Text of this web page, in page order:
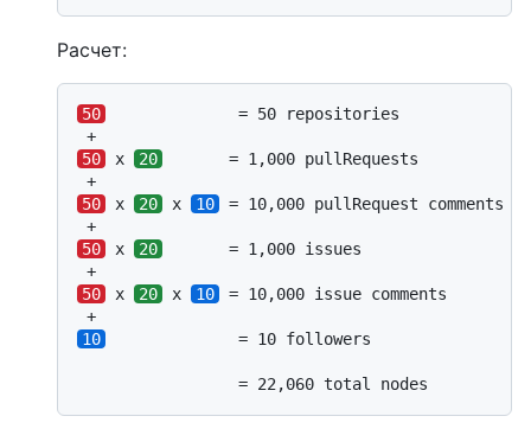
Расчет:
50
              = 50 repositories
50
x 20
       = 1,000 pullRequests
50
x 20 x 10
= 10,000 pullRequest comments
50
x 20
       = 1,000 issues
50
x 20 x 10
= 10,000 issue comments
10
              = 10 followers
                 = 22,060 total nodes